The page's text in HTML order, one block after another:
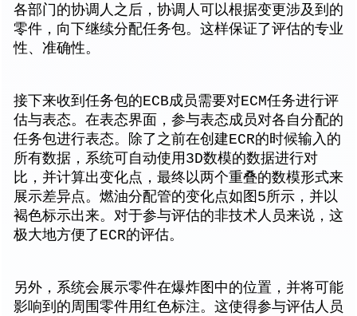
各部门的协调人之后，协调人可以根据变更涉及到的
零件，向下继续分配任务包。这样保证了评估的专业
性、准确性。
接下来收到任务包的ECB成员需要对ECM任务进行评
估与表态。在表态界面，参与表态成员对各自分配的
任务包进行表态。除了之前在创建ECR的时候输入的
所有数据，系统可自动使用3D数模的数据进行对
比，并计算出变化点，最终以两个重叠的数模形式来
展示差异点。燃油分配管的变化点如图5所示，并以
褐色标示出来。对于参与评估的非技术人员来说，这
极大地方便了ECR的评估。
另外，系统会展示零件在爆炸图中的位置，并将可能
影响到的周围零件用红色标注。这使得参与评估人员